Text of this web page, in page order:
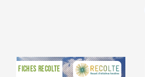
FICHES RECOLTE